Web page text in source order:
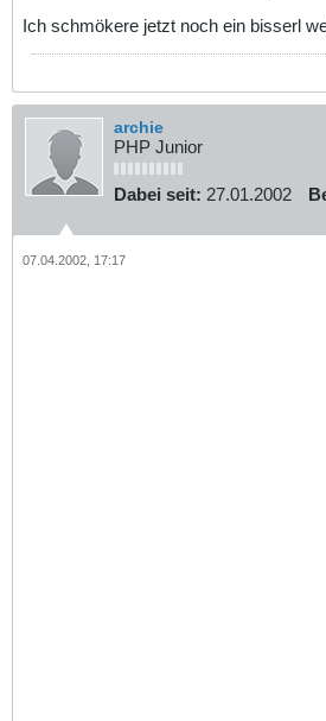
Ich schmökere jetzt noch ein bisserl
archie
PHP Junior
Dabei seit: 27.01.2002
07.04.2002, 17:17